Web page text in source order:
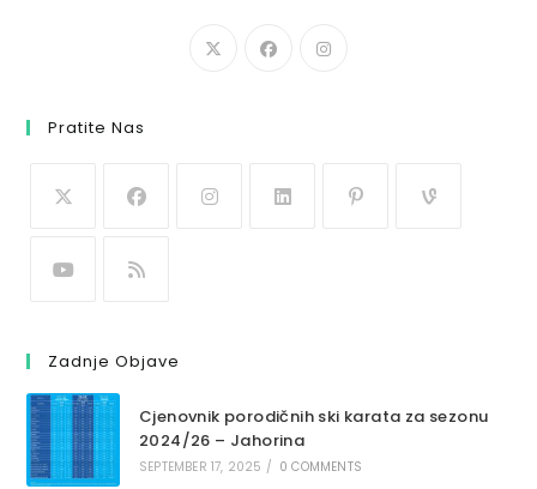
Pratite Nas
Zadnje Objave
Cjenovnik porodičnih ski karata za sezonu
2024/26 – Jahorina
SEPTEMBER 17, 2025 / 0 COMMENTS